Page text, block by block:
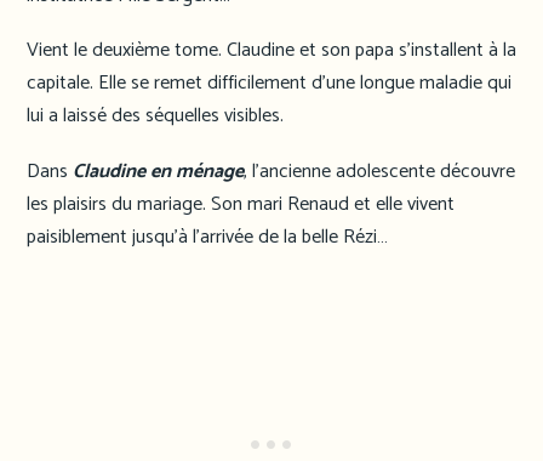
Vient le deuxième tome. Claudine et son papa s’installent à la
capitale. Elle se remet difficilement d’une longue maladie qui
lui a laissé des séquelles visibles.
Dans Claudine en ménage, l’ancienne adolescente découvre
les plaisirs du mariage. Son mari Renaud et elle vivent
paisiblement jusqu’à l’arrivée de la belle Rézi…